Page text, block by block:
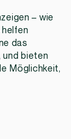
– wie
das
und bieten
Möglichkeit,